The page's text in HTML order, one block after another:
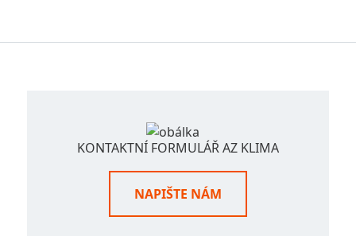
KONTAKTNÍ FORMULÁŘ AZ KLIMA
NAPIŠTE NÁM